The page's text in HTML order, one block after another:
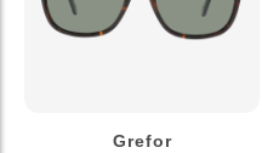
Grefor